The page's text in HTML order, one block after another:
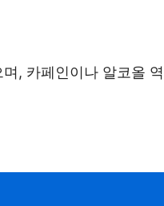
, 카페인이나 알코올